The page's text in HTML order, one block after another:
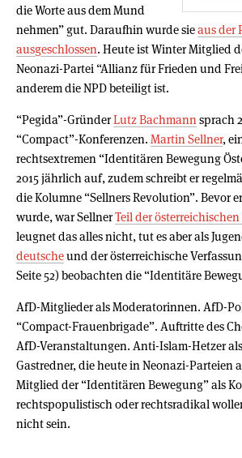
die Worte aus dem Mund
nehmen” gut. Daraufhin wurde sieaus der
ausgeschlossen. Heute ist Winter Mitglied
Neonazi-Partei “Allianz für Frieden und
anderem die NPD beteiligt ist.
“Pegida”-GründerLutz Bachmannsprach
“Compact”-Konferenzen. Martin Sellner,
rechtsextremen “Identitären Bewegung
2015 jährlich auf, zudem schreibt er
die Kolumne “Sellners Revolution”. Bevor
wurde, war SellnerTeil der
leugnet das alles nicht, tut es aber als
deutscheund der österreichische
Seite 52) beobachten die “Identitäre
AfD-Mitglieder als Moderatorinnen. AfD-
“Compact-Frauenbrigade”. Auftritte des
AfD-Veranstaltungen. Anti-Islam-Hetzer
Gastredner, die heute in Neonazi-Parteien
Mitglied der “Identitären Bewegung” als
rechtspopulistisch oder rechtsradikal
nicht sein.